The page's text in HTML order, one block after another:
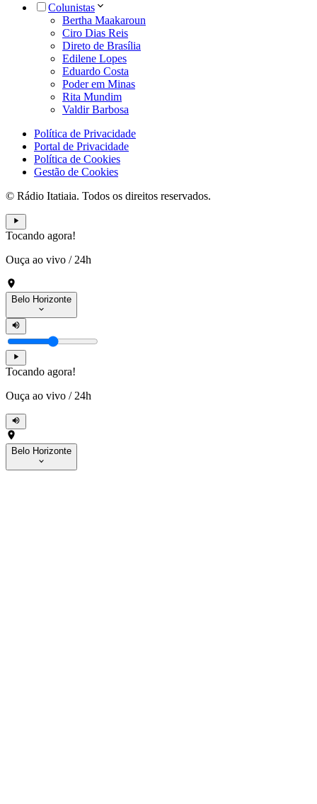
Colunistas
Bertha Maakaroun
Ciro Dias Reis
Direto de Brasília
Edilene Lopes
Eduardo Costa
Poder em Minas
Rita Mundim
Valdir Barbosa
Política de Privacidade
Portal de Privacidade
Política de Cookies
Gestão de Cookies
© Rádio Itatiaia. Todos os direitos reservados.
Tocando agora!
Ouça ao vivo / 24h
Belo Horizonte
Tocando agora!
Ouça ao vivo / 24h
Belo Horizonte